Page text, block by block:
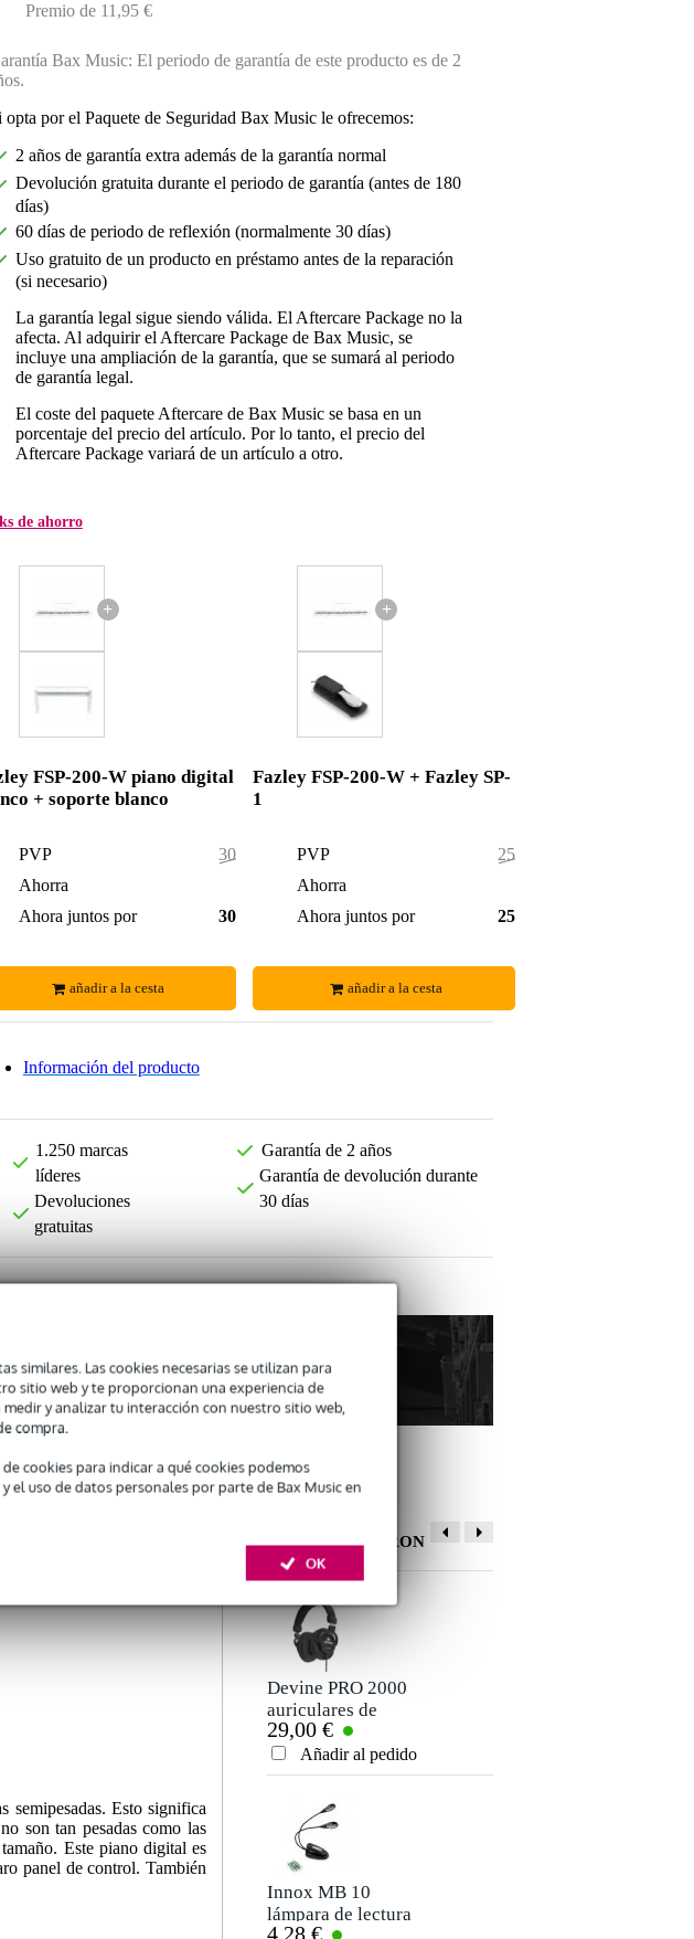
similares. Las cookies necesarias se utilizan para
sitio web y te proporcionan una experiencia de
y analizar tu interacción con nuestro sitio web,
compra.
cookies para indicar a qué cookies podemos
el uso de datos personales por parte de Bax Music en
OK
Premio de 11,95 €
Bax Music: El periodo de garantía de este producto es de 2
opta por el Paquete de Seguridad Bax Music le ofrecemos:
2 años de garantía extra además de la garantía normal
Devolución gratuita durante el periodo de garantía (antes de 180
días)
60 días de periodo de reflexión (normalmente 30 días)
Uso gratuito de un producto en préstamo antes de la reparación
(si necesario)
La garantía legal sigue siendo válida. El Aftercare Package no la
afecta. Al adquirir el Aftercare Package de Bax Music, se
incluye una ampliación de la garantía, que se sumará al periodo
de garantía legal.
El coste del paquete Aftercare de Bax Music se basa en un
porcentaje del precio del artículo. Por lo tanto, el precio del
Aftercare Package variará de un artículo a otro.
de ahorro
+
FSP-200-W piano digital
+ soporte blanco
PVP
308,00 €
Ahorra
Ahora juntos por
300,00 €
añadir a la cesta
+
Fazley FSP-200-W + Fazley SP-
1
PVP
256,50 €
Ahorra
Ahora juntos por
255,00 €
añadir a la cesta
Información del producto
1.250 marcas
líderes
Devoluciones
gratuitas
Garantía de 2 años
Garantía de devolución durante
30 días
semipesadas. Esto significa
son tan pesadas como las
Este piano digital es
panel de control. También
TAMBIÉN COMPRARON
Devine PRO 2000
auriculares de
estudio
29,00 €
Añadir al pedido
Innox MB 10
lámpara de lectura
4,28 €